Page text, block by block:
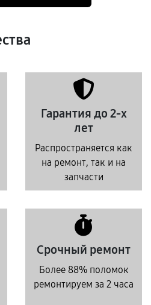
Гарантия до 2-х
лет
Распространяется как
на ремонт, так и на
запчасти
Срочный ремонт
Более 88% поломок
ремонтируем за 2 часа